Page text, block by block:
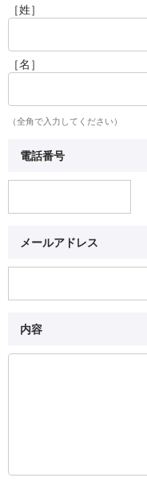
［姓］
［名］
（全角で入力してください）
電話番号
メールアドレス
内容